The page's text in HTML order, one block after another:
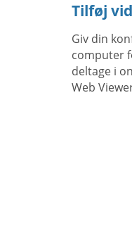
Tilføj
Giv din
computer
deltage i
Web